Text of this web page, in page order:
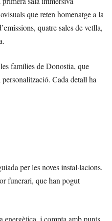
que reten homenatge a la
quatre sales de vetlla,
famílies de Donostia, que
Cada detall ha
per les noves instal·lacions.
funerari, que han pogut
energètica, i compta amb punts